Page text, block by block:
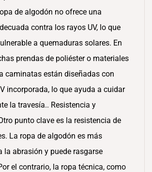
de algodón no ofrece una
contra los rayos UV, lo que
a quemaduras solares. En
prendas de poliéster o materiales
caminatas están diseñadas con
incorporada, lo que ayuda a cuidar
la travesía.. Resistencia y
punto clave es la resistencia de
La ropa de algodón es más
la abrasión y puede rasgarse
el contrario, la ropa técnica, como